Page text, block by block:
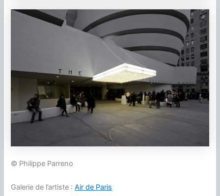
© Philippe Parreno
Galerie de l’artiste :Air de Paris